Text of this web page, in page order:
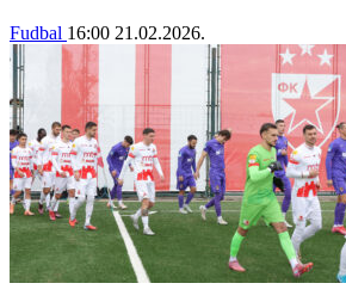
Fudbal 16:00 21.02.2026.